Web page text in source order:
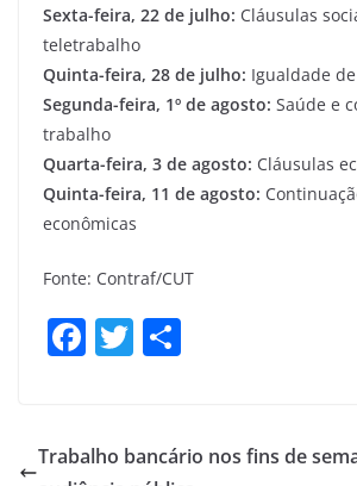
Sexta-feira, 22 de julho: Cláusulas
teletrabalho
Quinta-feira, 28 de julho: Igualdade
Segunda-feira, 1º de agosto: Saúde e
trabalho
Quarta-feira, 3 de agosto: Cláusulas
Quinta-feira, 11 de agosto:
econômicas
Fonte: Contraf/CUT
F
e
T
er e
Trabalho bancário nos fins de